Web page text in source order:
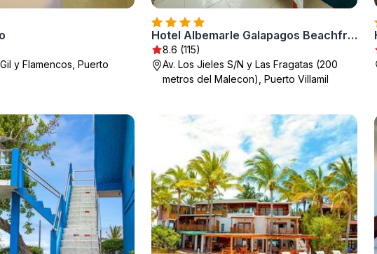
y Flamencos, Puerto
Hotel Albemarle Galapagos Beachfront
8.6 (115)
Av. Los Jieles S/N y Las Fragatas (200
metros del Malecon), Puerto Villamil